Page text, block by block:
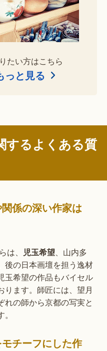
たい方はこちら
っと見る
するよくある質
係の深い作家は
、 児玉希望 、山内多
後の日本画壇を担う逸材
玉希望の作品もバイセル
ります。師匠には、望月
れの師から京都の写実と
チーフにした作